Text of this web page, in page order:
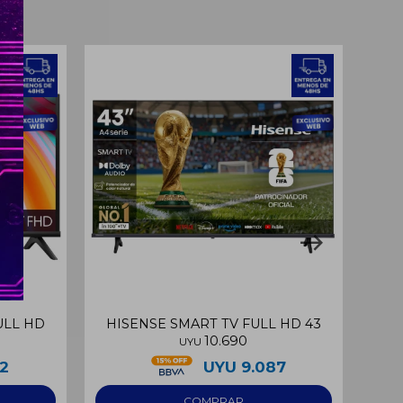
HD HISENSE SMART TV FULL HD 43
UYU 10.690
UYU 9.087